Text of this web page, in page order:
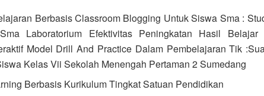
Berbasis Classroom Blogging Untuk Siswa Sma :
Laboratorium Efektivitas Peningkatan Hasil Belajar
Model Drill And Practice Dalam Pembelajaran Tik
Kelas Vii Sekolah Menengah Pertaman 2 Sumedang
Berbasis Kurikulum Tingkat Satuan Pendidikan